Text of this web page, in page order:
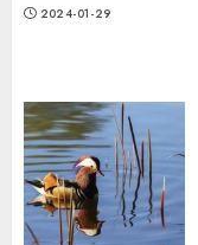
2024-01-29